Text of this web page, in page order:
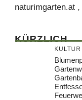
naturimgarten.at
KÜRZLICH
KULTUR